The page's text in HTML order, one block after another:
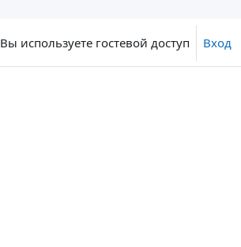
Вы используете гостевой доступ Вход